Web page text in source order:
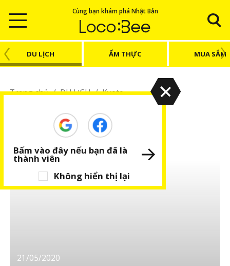
Cùng bạn khám phá Nhật Bản
DU LỊCH ẨM THỰC MUA SẮM
Trang chủ/DU LỊCH/Kyoto
Chia sẻ kinh nghiệm du lịch Kyoto
21/05/2020
Không hiển thị lại
Bấm vào đây nếu bạn đã là
thành viên